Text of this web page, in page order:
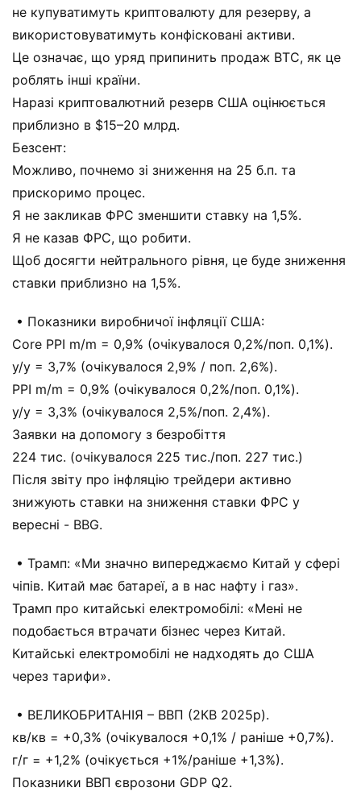
не купуватимуть криптовалюту для резерву, а
використовуватимуть конфісковані активи.
Це означає, що уряд припинить продаж BTC, як це
роблять інші країни.
Наразі криптовалютний резерв США оцінюється
приблизно в $15–20 млрд.
Безсент:
Можливо, почнемо зі зниження на 25 б.п. та
прискоримо процес.
Я не закликав ФРС зменшити ставку на 1,5%.
Я не казав ФРС, що робити.
Щоб досягти нейтрального рівня, це буде зниження
ставки приблизно на 1,5%.
• Показники виробничої інфляції США:
Core PPI m/m = 0,9% (очікувалося 0,2%/поп. 0,1%).
y/y = 3,7% (очікувалося 2,9% / поп. 2,6%).
PPI m/m = 0,9% (очікувалося 0,2%/поп. 0,1%).
y/y = 3,3% (очікувалося 2,5%/поп. 2,4%).
Заявки на допомогу з безробіття
224 тис. (очікувалося 225 тис./поп. 227 тис.)
Після звіту про інфляцію трейдери активно
знижують ставки на зниження ставки ФРС у
вересні - BBG.
• Трамп: «Ми значно випереджаємо Китай у сфері
чіпів. Китай має батареї, а в нас нафту і газ».
Трамп про китайські електромобілі: «Мені не
подобається втрачати бізнес через Китай.
Китайські електромобілі не надходять до США
через тарифи».
• ВЕЛИКОБРИТАНІЯ – ВВП (2КВ 2025р).
кв/кв = +0,3% (очікувалося +0,1% / раніше +0,7%).
г/г = +1,2% (очікується +1%/раніше +1,3%).
Показники ВВП єврозони GDP Q2.